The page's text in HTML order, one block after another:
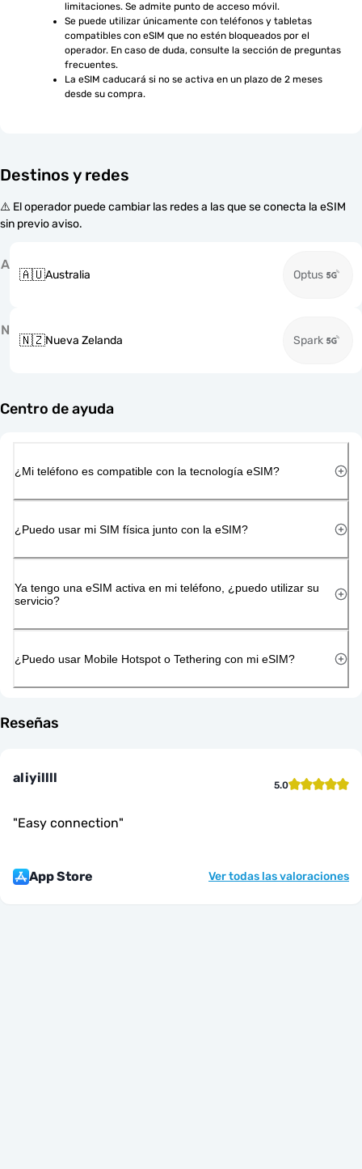
limitaciones. Se admite punto de acceso móvil.
Se puede utilizar únicamente con teléfonos y tabletas
compatibles con eSIM que no estén bloqueados por el
operador. En caso de duda, consulte la sección de preguntas
frecuentes.
La eSIM caducará si no se activa en un plazo de 2 meses
desde su compra.
Destinos y redes
⚠️ El operador puede cambiar las redes a las que se conecta la eSIM
sin previo aviso.
A
🇦🇺Australia Optus
N
🇳🇿Nueva Zelanda Spark
Centro de ayuda
¿Mi teléfono es compatible con la tecnología eSIM?
¿Puedo usar mi SIM física junto con la eSIM?
Ya tengo una eSIM activa en mi teléfono, ¿puedo utilizar su
servicio?
¿Puedo usar Mobile Hotspot o Tethering con mi eSIM?
Reseñas
aliyillll 5.0
"Easy connection"
App Store Ver todas las valoraciones